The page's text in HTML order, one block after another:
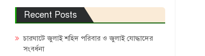
Recent Posts
চারঘাটে জুলাই শহিদ পরিবার ও জুলাই যোদ্ধাদের
সংবর্ধনা